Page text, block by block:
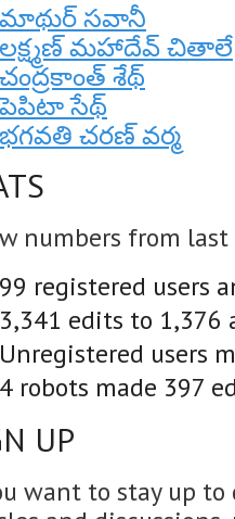
మాథుర్ సవానీ
లక్ష్మణ్ మహాదేవ్ చితాలే
చంద్రకాంత్ శేథ్
పెపిటా సేథ్
భగవతి చరణ్ వర్మ
numbers from last
99 registered users
3,341 edits to 1,376
Unregistered users
4 robots made 397
UP
want to stay up